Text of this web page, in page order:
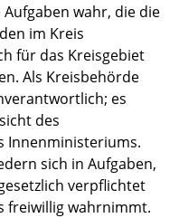
wahr, die die
im Kreis
für das Kreisgebiet
Als Kreisbehörde
es
des
Innenministeriums.
sich in Aufgaben,
verpflichtet
freiwillig wahrnimmt.